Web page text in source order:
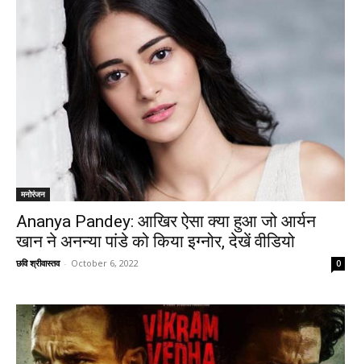
मनोरंजन
Ananya Pandey: आखिर ऐसा क्या हुआ जो आर्यन
खान ने अनन्या पांडे को किया इग्नोर, देखें वीडियो
छवि श्रीवास्तव - October 6, 2022 0